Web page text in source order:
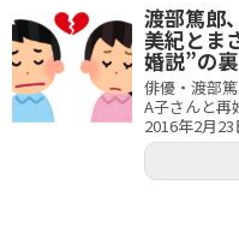
渡部篤郎
美紀とま
婚説”の
俳優・渡部
A子さんと再
2016年2月